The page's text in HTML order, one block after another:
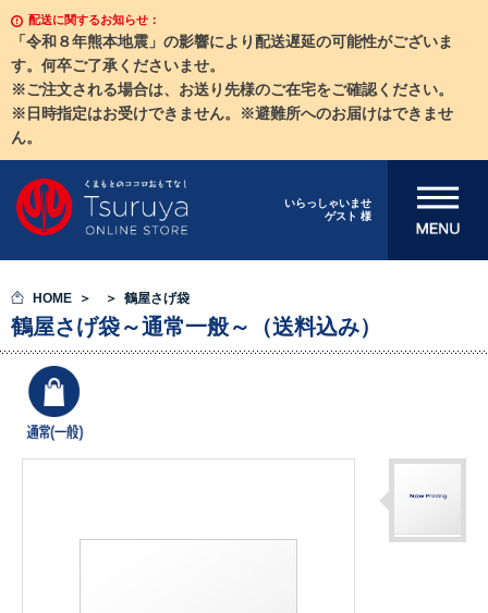
配送に関するお知らせ：
「令和８年熊本地震」の影響により配送遅延の可能性がございま
す。何卒ご了承くださいませ。
※ご注文される場合は、お送り先様のご在宅をご確認ください。
※日時指定はお受けできません。※避難所へのお届けはできませ
ん。
いらっしゃいませ
ゲスト 様
メニューを開
HOME 鶴屋さげ袋
鶴屋さげ袋～通常一般～（送料込み）